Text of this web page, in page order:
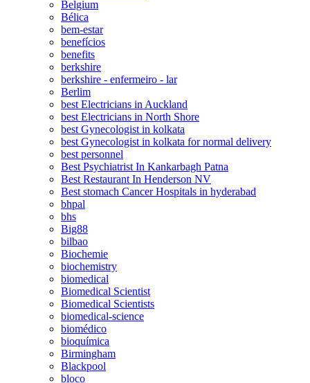
Belgium
Bélica
bem-estar
benefícios
benefits
berkshire
berkshire - enfermeiro - lar
Berlim
best Electricians in Auckland
best Electricians in North Shore
best Gynecologist in kolkata
best Gynecologist in kolkata for normal delivery
best personnel
Best Psychiatrist In Kankarbagh Patna
Best Restaurant In Henderson NV
Best stomach Cancer Hospitals in hyderabad
bhpal
bhs
Big88
bilbao
Biochemie
biochemistry
biomedical
Biomedical Scientist
Biomedical Scientists
biomedical-science
biomédico
bioquímica
Birmingham
Blackpool
bloco